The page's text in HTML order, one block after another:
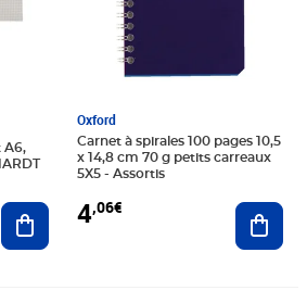
A6,
Ajouter au panier
Oxford
Carnet à spirales 100 pages 10,5
x 14,8 cm 70 g petits carreaux
5X5 - Assortis
4,06€